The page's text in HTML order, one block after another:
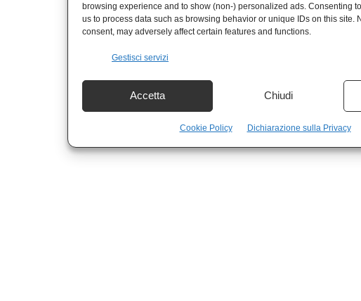
browsing experience and to show (non-) personalized ads. Consenting
us to process data such as browsing behavior or unique IDs on this site.
consent, may adversely affect certain features and functions.
Gestisci servizi
Accetta Chiudi
Cookie Policy Dichiarazione sulla Privacy